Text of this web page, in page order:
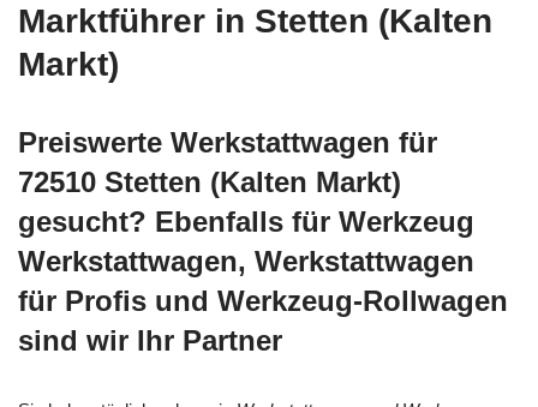
Marktführer in Stetten (Kalten
Markt)
Preiswerte Werkstattwagen für
72510 Stetten (Kalten Markt)
gesucht? Ebenfalls für Werkzeug
Werkstattwagen, Werkstattwagen
für Profis und Werkzeug-Rollwagen
sind wir Ihr Partner